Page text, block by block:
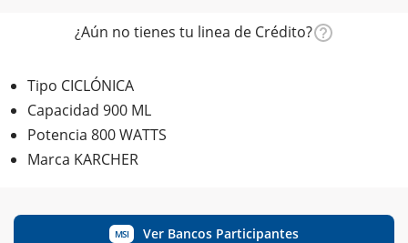
¿Aún no tienes tu linea de Crédito?
Tipo CICLÓNICA
Capacidad 900 ML
Potencia 800 WATTS
Marca KARCHER
MSI Ver Bancos Participantes